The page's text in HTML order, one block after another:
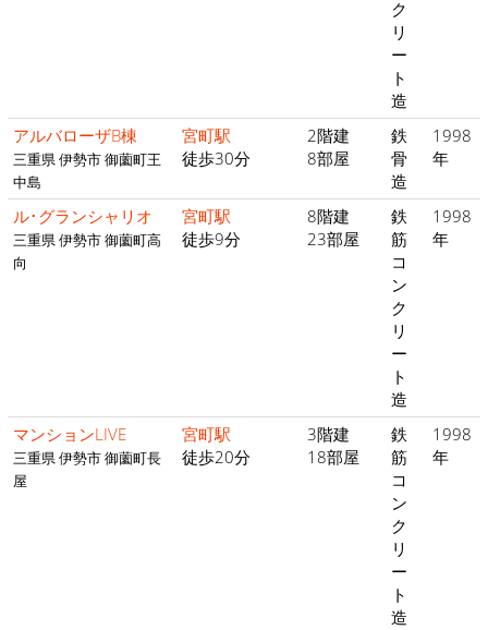
ク
リ
ー
ト
造
アルバローザB棟
三重県 伊勢市 御薗町王
中島
宮町駅
徒歩30分
2階建
8部屋
鉄
骨
造
1998
年
ル･グランシャリオ
三重県 伊勢市 御薗町高
向
宮町駅
徒歩9分
8階建
23部屋
鉄
筋
コ
ン
ク
リ
ー
ト
造
1998
年
マンションLIVE
三重県 伊勢市 御薗町長
屋
宮町駅
徒歩20分
3階建
18部屋
鉄
筋
コ
ン
ク
リ
ー
ト
造
1998
年